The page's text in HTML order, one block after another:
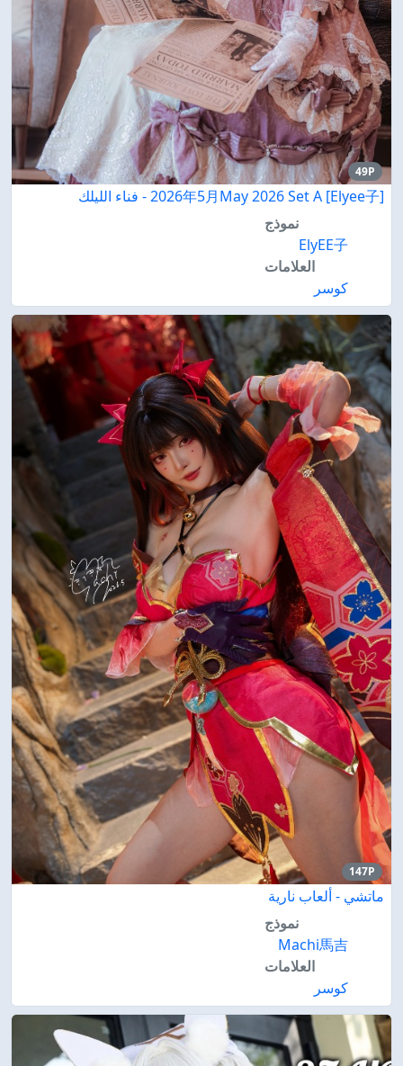
49P
[Elyee子] 2026年5月May 2026 Set A - فناء الليلك
نموذج
ElyEE子
العلامات
كوسر
147P
ماتشي - ألعاب نارية
نموذج
Machi馬吉
العلامات
كوسر